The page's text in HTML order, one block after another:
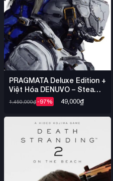
PRAGMATA Deluxe Edition +
Việt Hóa DENUVO – Steam
Offline
1,450,000₫-97% 49,000₫